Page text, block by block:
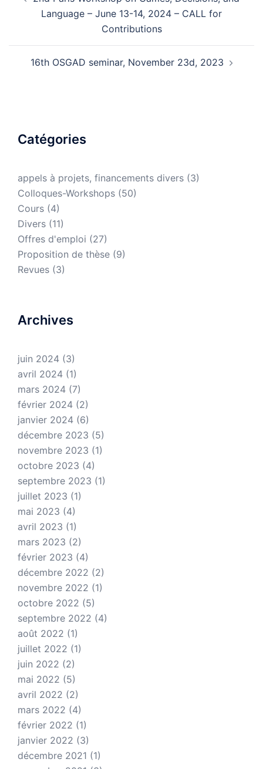
Language – June 13-14, 2024 – CALL for
Contributions
16th OSGAD seminar, November 23d, 2023
Catégories
appels à projets, financements divers (3)
Colloques-Workshops (50)
Cours (4)
Divers (11)
Offres d'emploi (27)
Proposition de thèse (9)
Revues (3)
Archives
juin 2024 (3)
avril 2024 (1)
mars 2024 (7)
février 2024 (2)
janvier 2024 (6)
décembre 2023 (5)
novembre 2023 (1)
octobre 2023 (4)
septembre 2023 (1)
juillet 2023 (1)
mai 2023 (4)
avril 2023 (1)
mars 2023 (2)
février 2023 (4)
décembre 2022 (2)
novembre 2022 (1)
octobre 2022 (5)
septembre 2022 (4)
août 2022 (1)
juillet 2022 (1)
juin 2022 (2)
mai 2022 (5)
avril 2022 (2)
mars 2022 (4)
février 2022 (1)
janvier 2022 (3)
décembre 2021 (1)